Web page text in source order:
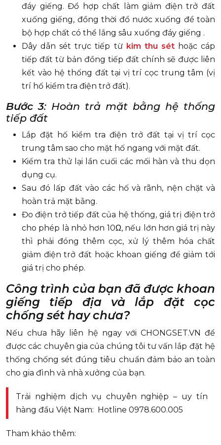
đáy giếng. Đổ hợp chất làm giảm điện trở đất
xuống giếng, đồng thời đổ nước xuống để toàn
bộ hợp chất có thể lắng sâu xuống đáy giếng .
Dây dẫn sét trực tiếp từ kim thu séthoặc cáp
tiếp đất từ bản đồng tiếp đất chính sẽ được liên
kết vào hệ thống đất tại vị trí cọc trung tâm (vị
trí hố kiểm tra điện trở đất).
Bước 3: Hoàn trả mặt bằng hệ thống
tiếp đất
Lắp đặt hố kiểm tra điện trở đất tại vị trí cọc
trung tâm sao cho mặt hố ngang với mặt đất.
Kiểm tra thử lại lần cuối các mối hàn và thu dọn
dụng cụ.
Sau đó lấp đất vào các hố và rãnh, nện chặt và
hoàn trả mặt bằng.
Đo điện trở tiếp đất của hệ thống, giá trị điện trở
cho phép là nhỏ hơn 10Ω, nếu lớn hơn giá trị này
thì phải đóng thêm cọc, xử lý thêm hóa chất
giảm điện trở đất hoặc khoan giếng để giảm tới
giá trị cho phép.
Công trình của bạn đã được khoan
giếng tiếp địa và lắp đặt cọc
chống sét hay chưa?
Nếu chưa hãy liên hệ ngay với CHONGSET.VN để
được các chuyên gia của chúng tôi tư vấn lắp đặt hệ
thống chống sét đúng tiêu chuẩn đảm bảo an toàn
cho gia đình và nhà xưởng của bạn.
Trải nghiệm dịch vụ chuyên nghiệp – uy tín
hàng đầu Việt Nam: Hotline 0978.600.005
Tham khảo thêm: